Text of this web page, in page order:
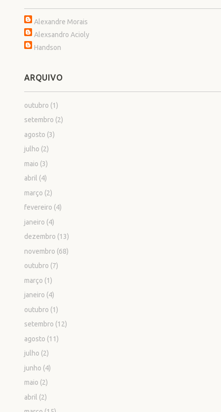
Alexandre Morais
Alexsandro Acioly
Handson
ARQUIVO
outubro (1)
setembro (2)
agosto (3)
julho (2)
maio (3)
abril (4)
março (2)
fevereiro (4)
janeiro (4)
dezembro (13)
novembro (68)
outubro (7)
março (1)
janeiro (4)
outubro (1)
setembro (12)
agosto (11)
julho (2)
junho (4)
maio (2)
abril (2)